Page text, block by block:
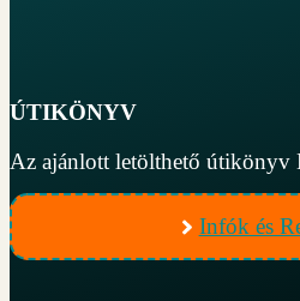
ÚTIKÖNYV
Az ajánlott letölthető útikönyv
Infók és